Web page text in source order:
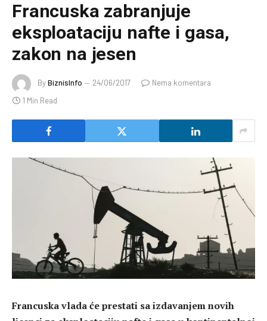
Francuska zabranjuje
eksploataciju nafte i gasa,
zakon na jesen
ByBiznisInfo 24/06/2017
Nema komentara
1 Min Read
Francuska vlada će prestati sa izdavanjem novih